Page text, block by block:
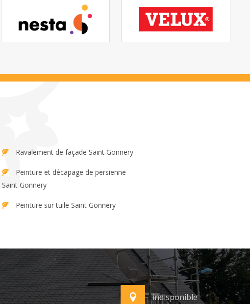
Ravalement de façade Saint Gonnery
Saint Gonnery
Peinture sur tuile Saint Gonnery
indisponible